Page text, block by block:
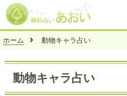
ホーム 動物キャラ占い
動物キャラ占い